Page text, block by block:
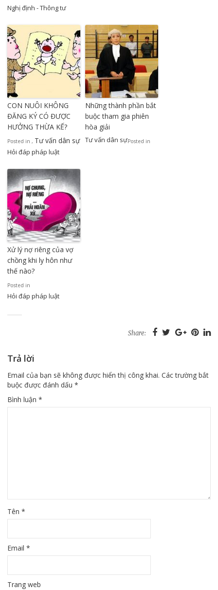
Nghị định - Thông tư
CON NUÔI KHÔNG
ĐĂNG KÝ CÓ ĐƯỢC
HƯỞNG THỪA KẾ?
Posted in
Hỏi đáp pháp luật
, Tư vấn dân sự
Những thành phần bắt
buộc tham gia phiên
hòa giải
Posted in
Tư vấn dân sự
Xử lý nợ riêng của vợ
chồng khi ly hôn như
thế nào?
Posted in
Hỏi đáp pháp luật
Share:
Trả lời
Email của bạn sẽ không được hiển thị công khai. Các trường bắt
buộc được đánh dấu *
Bình luận *
Tên *
Email *
Trang web